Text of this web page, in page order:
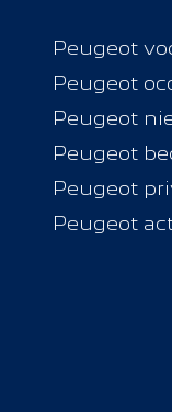
Peugeot
Peugeot
Peugeot
Peugeot
Peugeot
Peugeot